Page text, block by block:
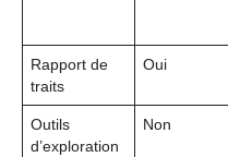
Rapport de
traits
Oui
Outils
d’exploration
Non